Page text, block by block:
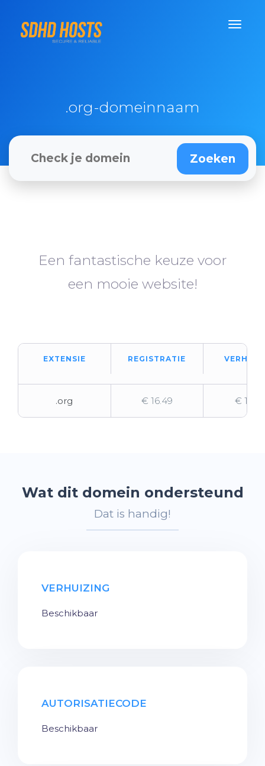
.org-domeinnaam
Een fantastische keuze voor
een mooie website!
EXTENSIE REGISTRATIE
.org € 16.49 € 19.92
Wat dit domein ondersteund
Dat is handig!
VERHUIZING
Beschikbaar
AUTORISATIECODE
Beschikbaar